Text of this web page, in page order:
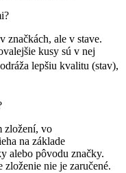
značkách, ale v stave.
kusy sú v nej
lepšiu kvalitu (stav),
zložení, vo
na základe
alebo pôvodu značky.
nie je zaručené.